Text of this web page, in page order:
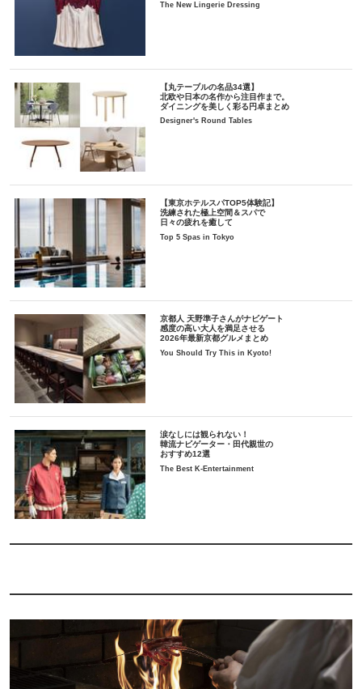
The New Lingerie Dressing
【丸テーブルの名品34選】
北欧や日本の名作から注目作まで。
ダイニングを美しく彩る円卓まとめ
Designer's Round Tables
【東京ホテルスパTOP5体験記】
洗練された極上空間＆スパで
日々の疲れを癒して
Top 5 Spas in Tokyo
京都人 天野準子さんがナビゲート
感度の高い大人を満足させる
2026年最新京都グルメまとめ
You Should Try This in Kyoto!
涙なしには観られない！
韓流ナビゲーター・田代親世の
おすすめ12選
The Best K-Entertainment